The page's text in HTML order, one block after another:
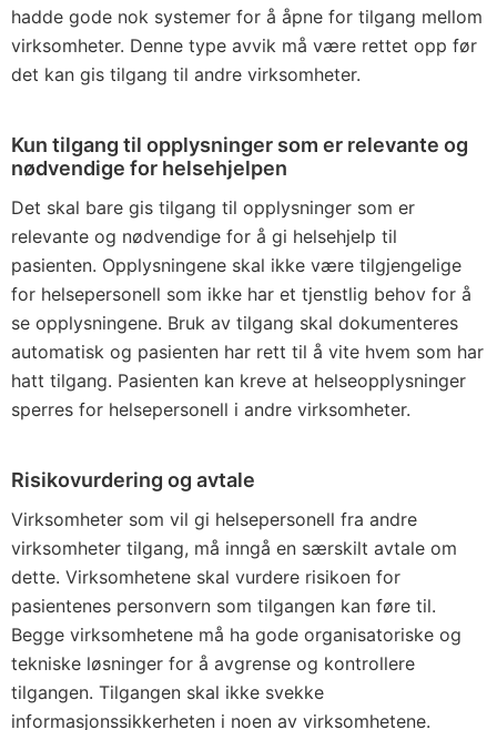
hadde gode nok systemer for å åpne for tilgang mellom
virksomheter. Denne type avvik må være rettet opp før
det kan gis tilgang til andre virksomheter.
Kun tilgang til opplysninger som er relevante og
nødvendige for helsehjelpen
Det skal bare gis tilgang til opplysninger som er
relevante og nødvendige for å gi helse­hjelp til
pasienten. Opplysningene skal ikke være tilgjengelige
for helsepersonell som ikke har et tjenstlig behov for å
se opplysningene. Bruk av tilgang skal dokumenteres
automatisk og pasienten har rett til å vite hvem som har
hatt tilgang. Pasienten kan kreve at helseopplysninger
sperres for helsepersonell i andre virksomheter.
Risikovurdering og avtale
Virksomheter som vil gi helsepersonell fra andre
virksomheter tilgang, må inngå en særskilt avtale om
dette. Virksomhetene skal vurdere risikoen for
pasientenes personvern som tilgangen kan føre til.
Begge virksomhetene må ha gode organisatoriske og
tekniske løsninger for å avgrense og kontrollere
tilgangen. Tilgangen skal ikke svekke
informasjonssikkerheten i noen av virksomhetene.